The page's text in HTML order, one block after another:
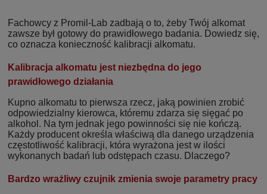
Fachowcy z Promil-Lab zadbają o to, żeby Twój alkomat
zawsze był gotowy do prawidłowego badania. Dowiedz się,
co oznacza konieczność kalibracji alkomatu.
Kalibracja alkomatu jest niezbędna do jego
prawidłowego działania
Kupno alkomatu to pierwsza rzecz, jaką powinien zrobić
odpowiedzialny kierowca, któremu zdarza się sięgać po
alkohol. Na tym jednak jego powinności się nie kończą.
Każdy producent określa właściwą dla danego urządzenia
częstotliwość kalibracji, która wyrażona jest w ilości
wykonanych badań lub odstępach czasu. Dlaczego?
Bardzo wrażliwy czujnik zmienia swoje parametry pracy